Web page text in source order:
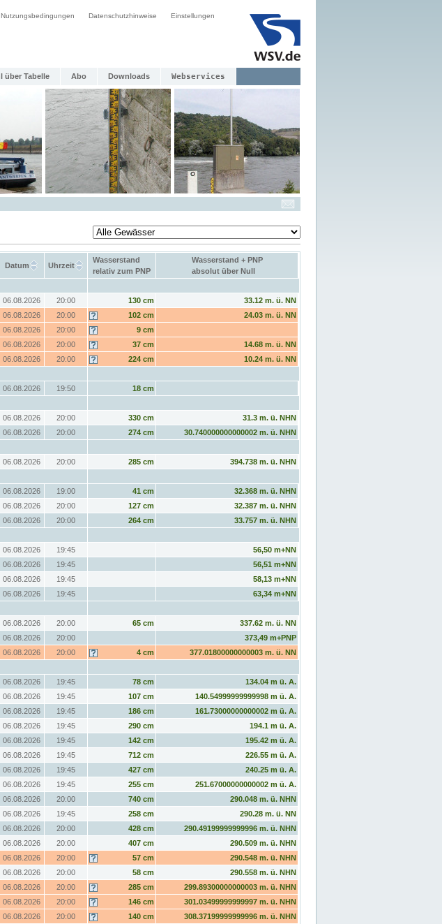
Nutzungsbedingungen Datenschutzhinweise Einstellungen
über Tabelle Abo Downloads Webservices
Datum Uhrzeit
Wasserstand
relativ zum PNP
Wasserstand + PNP
absolut über Null
06.08.2026 20:00 130 cm
33.12 m. ü. NN
06.08.2026 20:00 102 cm
24.03 m. ü. NN
06.08.2026 20:00
9 cm
06.08.2026 20:00 37 cm
14.68 m. ü. NN
06.08.2026 20:00 224 cm
10.24 m. ü. NN
06.08.2026 19:50
18 cm
06.08.2026 20:00 330 cm
31.3 m. ü. NHN
06.08.2026 20:00 274 cm
30.740000000000002 m. ü. NHN
06.08.2026 20:00 285 cm
394.738 m. ü. NHN
06.08.2026 19:00 41 cm
32.368 m. ü. NHN
06.08.2026 20:00 127 cm
32.387 m. ü. NHN
06.08.2026 20:00 264 cm
33.757 m. ü. NHN
06.08.2026 19:45
56,50 m+NN
06.08.2026 19:45
56,51 m+NN
06.08.2026 19:45
58,13 m+NN
06.08.2026 19:45
63,34 m+NN
06.08.2026 20:00 65 cm
337.62 m. ü. NN
06.08.2026 20:00
373,49 m+PNP
06.08.2026 20:00 4 cm
377.01800000000003 m. ü. NN
06.08.2026 19:45 78 cm
134.04 m ü. A.
06.08.2026 19:45 107 cm
140.54999999999998 m ü. A.
06.08.2026 19:45 186 cm
161.73000000000002 m ü. A.
06.08.2026 19:45 290 cm
194.1 m ü. A.
06.08.2026 19:45 142 cm
195.42 m ü. A.
06.08.2026 19:45 712 cm
226.55 m ü. A.
06.08.2026 19:45 427 cm
240.25 m ü. A.
06.08.2026 19:45 255 cm
251.67000000000002 m ü. A.
06.08.2026 20:00 740 cm
290.048 m. ü. NHN
06.08.2026 19:45 258 cm
290.28 m. ü. NN
06.08.2026 20:00 428 cm
290.49199999999996 m. ü. NHN
06.08.2026 20:00 407 cm
290.509 m. ü. NHN
06.08.2026 20:00 57 cm
290.548 m. ü. NHN
06.08.2026 20:00 58 cm
290.558 m. ü. NHN
06.08.2026 20:00 285 cm
299.89300000000003 m. ü. NHN
06.08.2026 20:00 146 cm
301.03499999999997 m. ü. NHN
06.08.2026 20:00 140 cm
308.37199999999996 m. ü. NHN